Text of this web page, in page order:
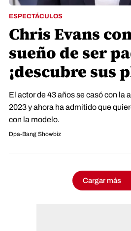
ESPECTÁCULOS
Chris Evans
sueño de ser
¡descubre sus
El actor de 43 años se casó con la
2023 y ahora ha admitido que
con la modelo.
Dpa-Bang Showbiz
Cargar más